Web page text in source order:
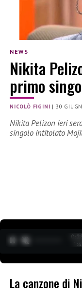
NEWS
Nikita
primo
NICOLÒ FIGINI | 30
Nikita Pelizon ieri
singolo intitolato
La canzone di